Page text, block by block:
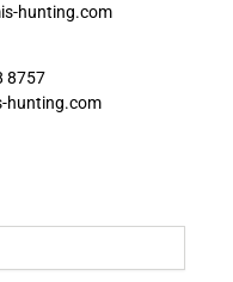
hunting.com
8757
hunting.com